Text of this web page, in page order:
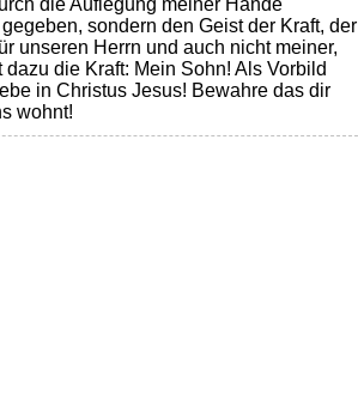
die Auflegung meiner Hände
sondern den Geist der Kraft, der
unseren Herrn und auch nicht meiner,
die Kraft: Mein Sohn! Als Vorbild
in Christus Jesus! Bewahre das dir
wohnt!